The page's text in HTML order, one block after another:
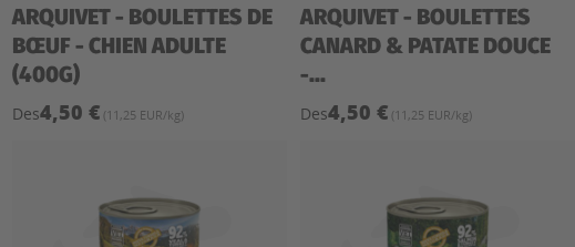
ARQUIVET - BOULETTES DE
BŒUF - CHIEN ADULTE
(400G)
Des4,50 € (11,25 EUR/kg)
ARQUIVET - BOULETTES
CANARD & PATATE DOUCE
-...
Des4,50 € (11,25 EUR/kg)